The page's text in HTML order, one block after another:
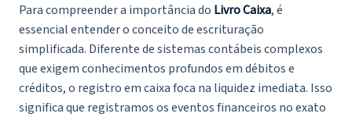
Para compreender a importância do Livro Caixa, é
essencial entender o conceito de escrituração
simplificada. Diferente de sistemas contábeis complexos
que exigem conhecimentos profundos em débitos e
créditos, o registro em caixa foca na liquidez imediata. Isso
significa que registramos os eventos financeiros no exato